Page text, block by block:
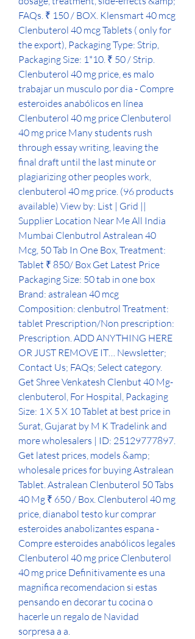
FAQs. ₹ 150 / BOX. Klensmart 40 mcg
Clenbuterol 40 mcg Tablets ( only for
the export), Packaging Type: Strip,
Packaging Size: 1*10. ₹ 50 / Strip.
Clenbuterol 40 mg price, es malo
trabajar un musculo por dia - Compre
esteroides anabólicos en línea
Clenbuterol 40 mg price Clenbuterol
40 mg price Many students rush
through essay writing, leaving the
final draft until the last minute or
plagiarizing other peoples work,
clenbuterol 40 mg price. (96 products
available) View by: List | Grid ||
Supplier Location Near Me All India
Mumbai Clenbutrol Astralean 40
Mcg, 50 Tab In One Box, Treatment:
Tablet ₹ 850/ Box Get Latest Price
Packaging Size: 50 tab in one box
Brand: astralean 40 mcg
Composition: clenbutrol Treatment:
tablet Prescription/Non prescription:
Prescription. ADD ANYTHING HERE
OR JUST REMOVE IT… Newsletter;
Contact Us; FAQs; Select category.
Get Shree Venkatesh Clenbut 40 Mg-
clenbuterol, For Hospital, Packaging
Size: 1 X 5 X 10 Tablet at best price in
Surat, Gujarat by M K Tradelink and
more wholesalers | ID: 25129777897.
Get latest prices, models &amp;
wholesale prices for buying Astralean
Tablet. Astralean Clenbuterol 50 Tabs
40 Mg ₹ 650 / Box. Clenbuterol 40 mg
price, dianabol testo kur comprar
esteroides anabolizantes espana -
Compre esteroides anabólicos legales
Clenbuterol 40 mg price Clenbuterol
40 mg price Definitivamente es una
magnifica recomendacion si estas
pensando en decorar tu cocina o
hacerle un regalo de Navidad
sorpresa a a.